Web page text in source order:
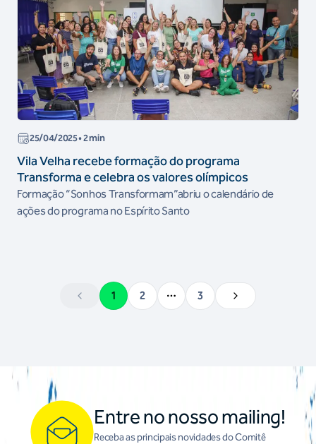
25/04/2025• 2 min
Vila Velha recebe formação do programa
Transforma e celebra os valores olímpicos
Formação “Sonhos Transformam”abriu o calendário de
ações do programa no Espírito Santo
1 2 More pages
3
Entre no nosso mailing!
Receba as principais novidades do Comitê